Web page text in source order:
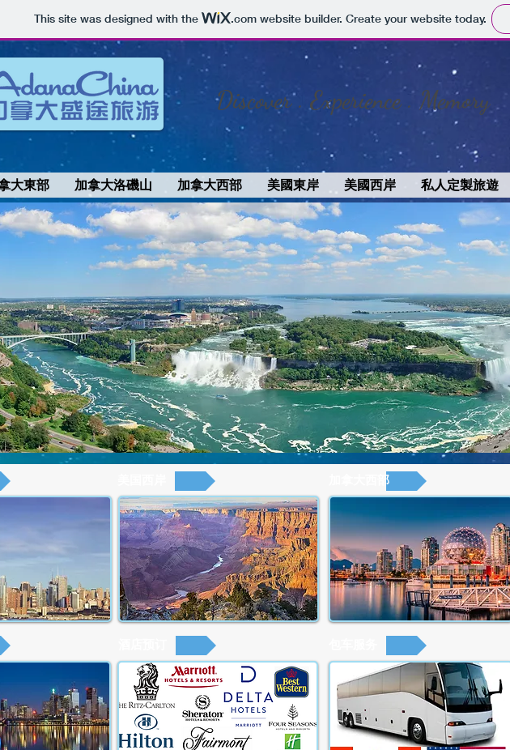
This site was designed with the .comwebsite builder. Create your website today.
Discover . Experience . Memory
大東部 加拿大洛磯山 加拿大西部 美國東岸 美國西岸 私人定製旅遊
加拿大西部